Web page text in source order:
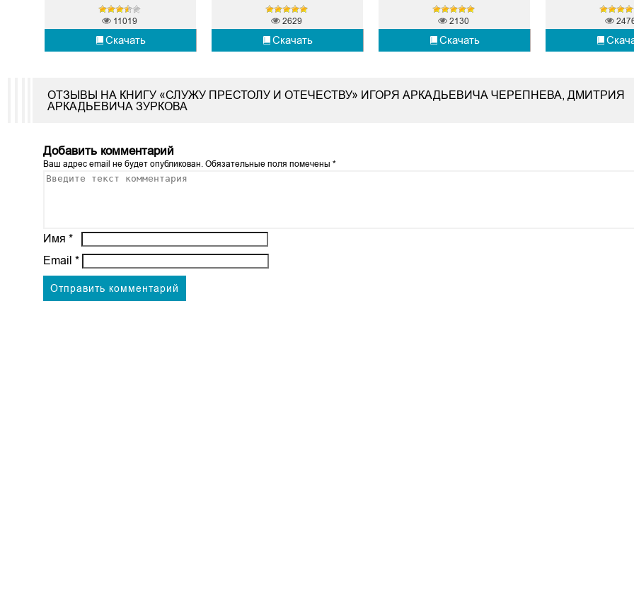
Скачать
11019
Скачать
2629
Скачать
2130
ОТЗЫВЫ НА КНИГУ «СЛУЖУ ПРЕСТОЛУ И ОТЕЧЕСТВУ» ИГОРЯ АРКАДЬЕВИЧА ЧЕРЕПНЕВА, ДМИТРИЯ
АРКАДЬЕВИЧА ЗУРКОВА
Добавить комментарий
Ваш адрес email не будет опубликован. Обязательные поля помечены*
Имя*
Email*